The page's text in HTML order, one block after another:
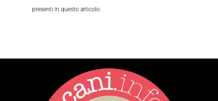
presenti in questo articolo.